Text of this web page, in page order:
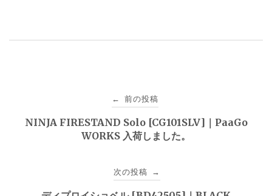
← 前の投稿
NINJA FIRESTAND Solo [CG101SLV]｜PaaGo
WORKS 入荷しました。
次の投稿 →